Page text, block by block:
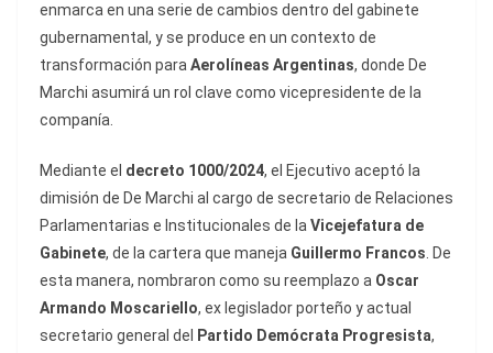
enmarca en una serie de cambios dentro del gabinete
gubernamental, y se produce en un contexto de
transformación para Aerolíneas Argentinas, donde De
Marchi asumirá un rol clave como vicepresidente de la
companía.
Mediante el decreto 1000/2024, el Ejecutivo aceptó la
dimisión de De Marchi al cargo de secretario de Relaciones
Parlamentarias e Institucionales de la Vicejefatura de
Gabinete, de la cartera que maneja Guillermo Francos . De
esta manera, nombraron como su reemplazo a Oscar
Armando Moscariello, ex legislador porteño y actual
secretario general del
Partido Demócrata Progresista,